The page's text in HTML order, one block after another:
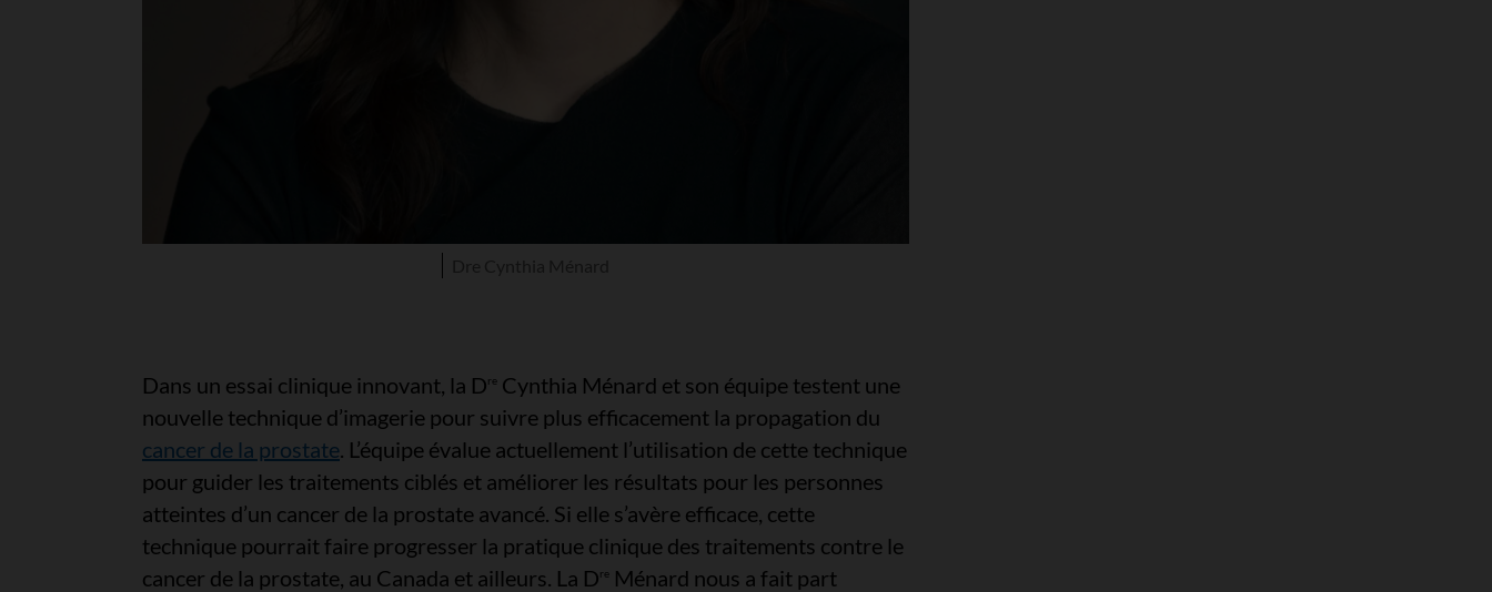
Dans un essai clinique innovant, la DreCynthia Ménard et son équipe testent une
nouvelle technique d’imagerie pour suivre plus efficacement la propagation du
cancer de la prostate. L’équipe évalue actuellement l’utilisation de cette technique
pour guider les traitements ciblés et améliorer les résultats pour les personnes
atteintes d’un cancer de la prostate avancé. Si elle s’avère efficace, cette
technique pourrait faire progresser la pratique clinique des traitements contre le
cancer de la prostate, au Canada et ailleurs. La DreMénard nous a fait part